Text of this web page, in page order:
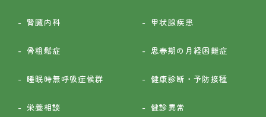
腎臓内科 甲状腺疾患
骨粗鬆症 思春期の月経困難症
睡眠時無呼吸症候群 健康診断・予防接種
栄養相談 健診異常